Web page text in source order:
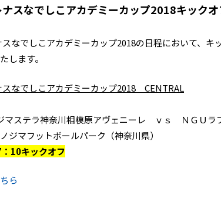
スなでしこアカデミーカップ2018キック
なでしこアカデミーカップ2018の日程において、キ
します。
なでしこアカデミーカップ2018 CENTRAL
ステラ神奈川相模原アヴェニーレ ｖｓ ＮＧＵラ
ジマフットボールパーク（神奈川県）
10キックオフ
ら